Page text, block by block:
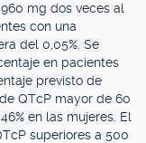
mg dos veces al
con una
del 0,05%. Se
en pacientes
previsto de
QTcP mayor de 60
en las mujeres. El
superiores a 500